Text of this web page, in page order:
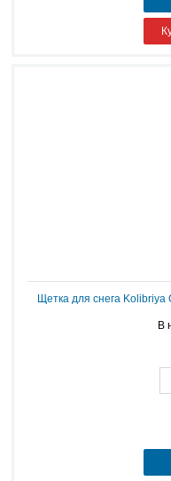
Щетка для снега
В